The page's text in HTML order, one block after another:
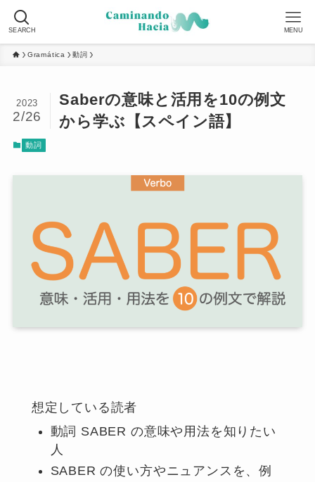
SEARCH MENU
Gramática 動詞
Saberの意味と活用を10の例文
から学ぶ【スペイン語】
2023
2/26
動詞
想定している読者
動詞 SABER の意味や用法を知りたい
人
SABER の使い方やニュアンスを、例